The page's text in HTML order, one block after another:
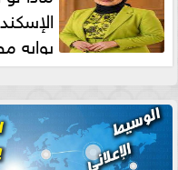
بوابه
للتجارة العالمية بقلم